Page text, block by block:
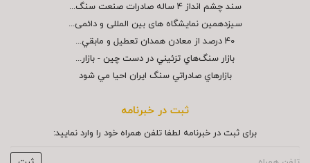
سند چشم انداز ۴ ساله صادرات صنعت سنگ...
سیزدهمین نمایشگاه های بین المللی و دائمی...
40 درصد از معادن همدان تعطيل و مابقي...
بازار سنگ‌هاي تزئيني در دست چين - بازار...
بازارهاي صادراتي سنگ ايران احيا مي شود
ثبت در خبرنامه
برای ثبت در خبرنامه لطفا تلفن همراه خود را وارد نمایید: